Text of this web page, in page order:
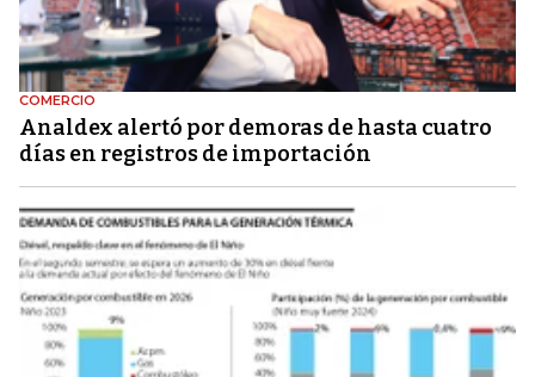
COMERCIO
Analdex alertó por demoras de hasta cuatro
días en registros de importación